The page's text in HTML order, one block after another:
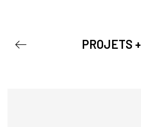
PROJETS +